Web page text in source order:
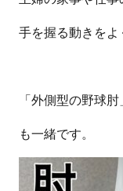
手を握る動きをよ
「外側型の野球
も一緒です。